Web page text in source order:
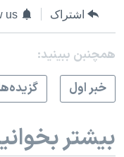
اشتراک us
همچنبن ببینید:
خبر اول
بیشتر